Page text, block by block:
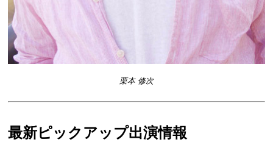
栗本 修次
最新ピックアップ出演情報